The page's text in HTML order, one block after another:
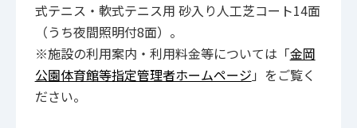
式テニス・軟式テニス用 砂入り人工芝コート14面
（うち夜間照明付8面）。
※施設の利用案内・利用料金等については「金岡
公園体育館等指定管理者ホームページ 」をご覧く
ださい。